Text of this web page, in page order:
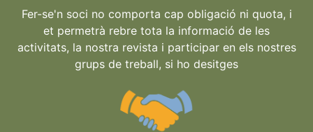
Fer-se'n soci no comporta cap obligació ni quota, i
et permetrà rebre tota la informació de les
activitats, la nostra revista i participar en els nostres
grups de treball, si ho desitges